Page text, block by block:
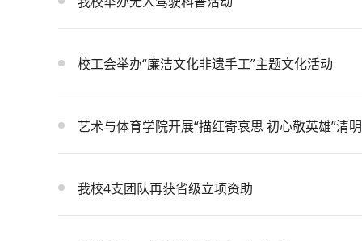
校工会举办“廉洁文化非遗手工”主题文化活动
艺术与体育学院开展“描红寄哀思 初心敬英雄”清
我校4支团队再获省级立项资助